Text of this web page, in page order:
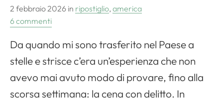
2 febbraio 2026 in ripostiglio, america
6 commenti
Da quando mi sono trasferito nel Paese a
stelle e strisce c’era un’esperienza che non
avevo mai avuto modo di provare, fino alla
scorsa settimana: la cena con delitto. In